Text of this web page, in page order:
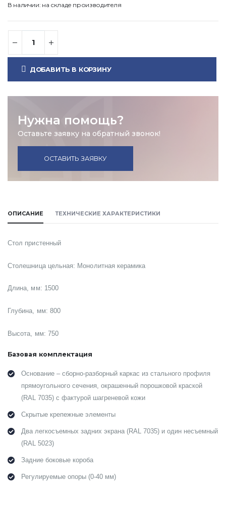
В наличии: на складе производителя
ДОБАВИТЬ В КОРЗИНУ
Нужна помощь?
Оставьте заявку на обратный звонок!
ОСТАВИТЬ ЗАЯВКУ
ОПИСАНИЕ ТЕХНИЧЕСКИЕ ХАРАКТЕРИСТИКИ
Стол пристенный
Столешница цельная: Монолитная керамика
Длина, мм: 1500
Глубина, мм: 800
Высота, мм: 750
Базовая комплектация
Основание – сборно-разборный каркас из стального профиля
прямоугольного сечения, окрашенный порошковой краской
(RAL 7035) с фактурой шагреневой кожи
Скрытые крепежные элементы
Два легкосъемных задних экрана (RAL 7035) и один несъемный
(RAL 5023)
Задние боковые короба
Регулируемые опоры (0-40 мм)